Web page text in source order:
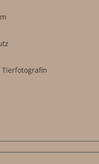
Tierfotografin